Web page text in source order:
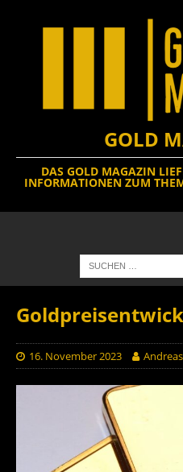
GOLD
DAS GOLD MAGAZIN
INFORMATIONEN ZUM
16. November 2023